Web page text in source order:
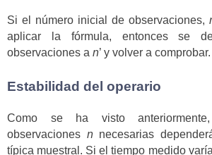
Si el número inicial de observaciones,
aplicar la fórmula, entonces se
observaciones a n’ y volver a comprobar.
Estabilidad del operario
Como se ha visto
observaciones nnecesarias
típica muestral. Si el tiempo medido